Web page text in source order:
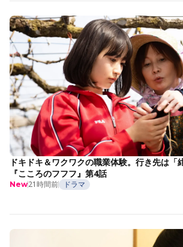
ドキドキ＆ワクワクの職業体験。行き先は
『こころのフフフ』第4話
New21時間前 ドラマ